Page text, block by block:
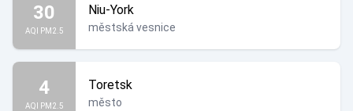
30
AQI PM2.5
Niu-York
městská vesnice
4
AQI PM2.5
Toretsk
město